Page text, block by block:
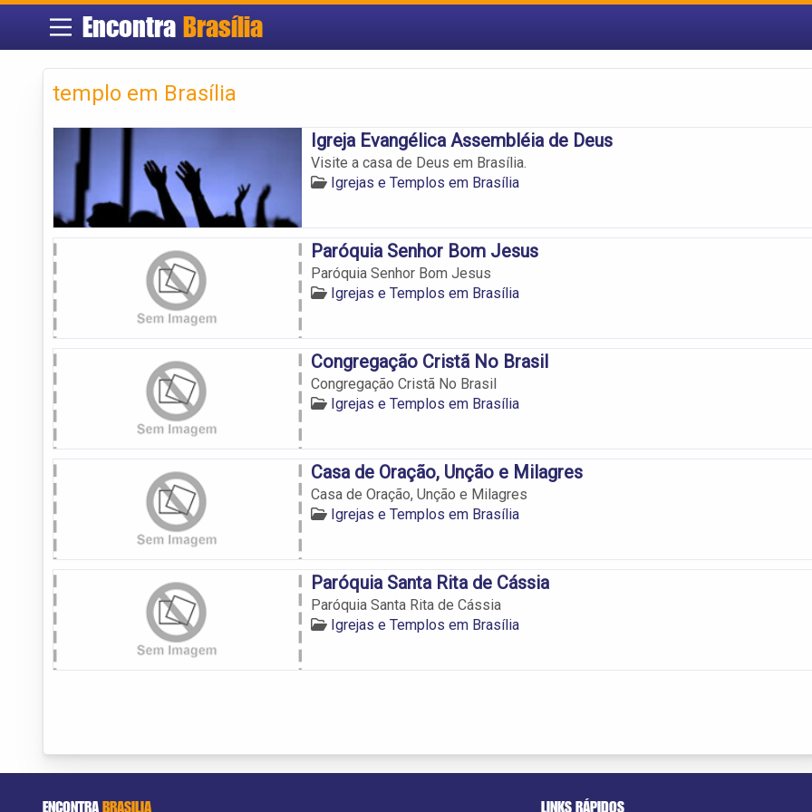
Encontra Brasília
templo em Brasília
Igreja Evangélica Assembléia de Deus
Visite a casa de Deus em Brasília.
Igrejas e Templos em Brasília
Paróquia Senhor Bom Jesus
Paróquia Senhor Bom Jesus
Igrejas e Templos em Brasília
Congregação Cristã No Brasil
Congregação Cristã No Brasil
Igrejas e Templos em Brasília
Casa de Oração, Unção e Milagres
Casa de Oração, Unção e Milagres
Igrejas e Templos em Brasília
Paróquia Santa Rita de Cássia
Paróquia Santa Rita de Cássia
Igrejas e Templos em Brasília
ENCONTRABRASILIA LINKS RÁPIDOS